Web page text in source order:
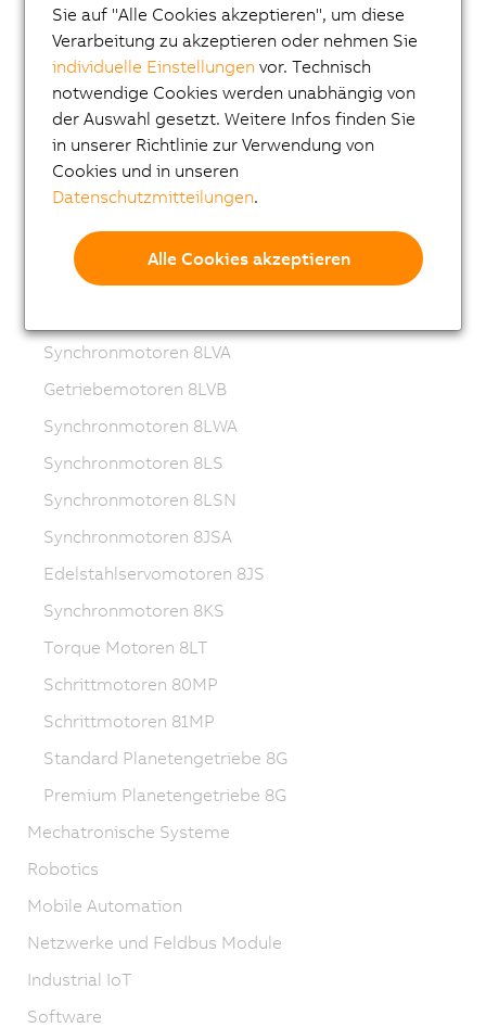
ACOPOSmulti
ACOPOSremote
ACOPOSmotor
Frequenzumrichter (VFD)
Synchronmotoren 8LS-4
Synchronmotoren 8MS-4
ACOPOSmotor Compact
Servomotoren 8WSA
Synchronmotoren 8LVA
Getriebemotoren 8LVB
Synchronmotoren 8LWA
Synchronmotoren 8LS
Synchronmotoren 8LSN
Synchronmotoren 8JSA
Edelstahlservomotoren 8JS
Synchronmotoren 8KS
Torque Motoren 8LT
Schrittmotoren 80MP
Schrittmotoren 81MP
Standard Planetengetriebe 8G
Premium Planetengetriebe 8G
Mechatronische Systeme
Robotics
Mobile Automation
Netzwerke und Feldbus Module
Industrial IoT
Software
Sie auf "Alle Cookies akzeptieren", um diese
Verarbeitung zu akzeptieren oder nehmen Sie
individuelle Einstellungen vor. Technisch
notwendige Cookies werden unabhängig von
der Auswahl gesetzt. Weitere Infos finden Sie
in unserer Richtlinie zur Verwendung von
Cookies und in unseren
Datenschutzmitteilungen.
Alle Cookies akzeptieren